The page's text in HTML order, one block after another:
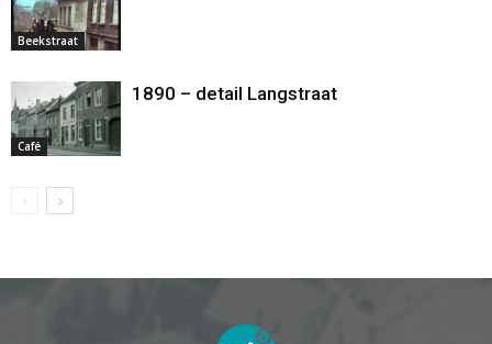
Beekstraat
Café
1890 – detail Langstraat